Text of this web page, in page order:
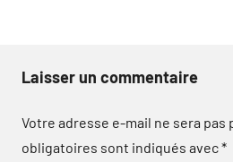
Laisser un commentaire
Votre adresse e-mail ne sera pas
obligatoires sont indiqués avec*